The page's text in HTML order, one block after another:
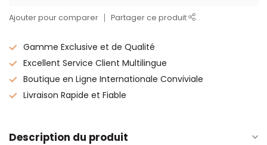
Ajouter pour comparer Partager ce produit
Gamme Exclusive et de Qualité
Excellent Service Client Multilingue
Boutique en Ligne Internationale Conviviale
Livraison Rapide et Fiable
Description du produit